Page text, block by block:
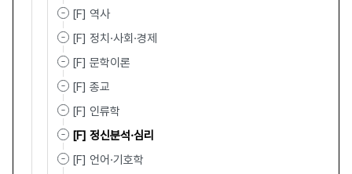
[F] 역사
[F] 정치·사회·경제
[F] 문학이론
[F] 종교
[F] 인류학
[F] 정신분석·심리
[F] 언어·기호학